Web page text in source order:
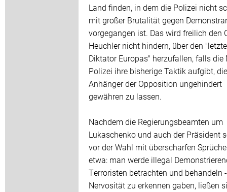
Land finden, in dem die Polizei nicht
mit großer Brutalität gegen
vorgegangen ist. Das wird freilich den
Heuchler nicht hindern, über den
Diktator Europas" herzufallen, falls die
Polizei ihre bisherige Taktik aufgibt, die
Anhänger der Opposition ungehindert
gewähren zu lassen.
Nachdem die Regierungsbeamten um
Lukaschenko und auch der Präsident
vor der Wahl mit überscharfen
etwa: man werde illegal
Terroristen betrachten und behandeln -
Nervosität zu erkennen gaben, ließen